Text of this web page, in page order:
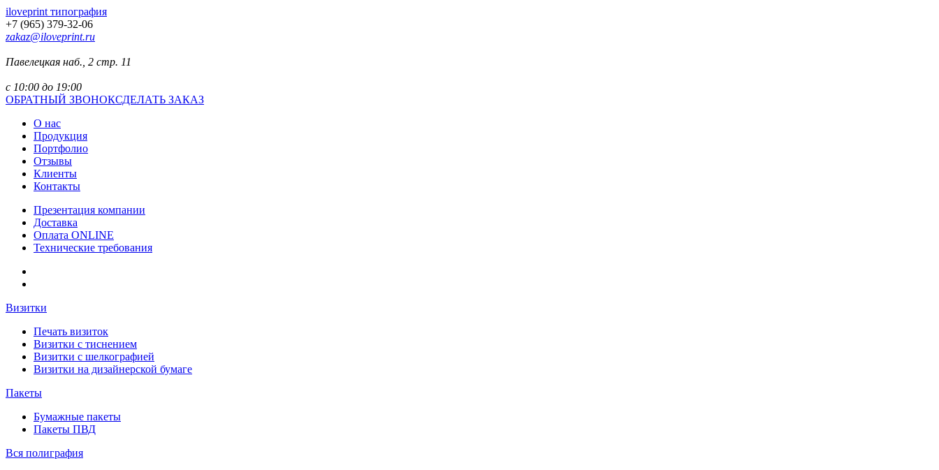
iloveprint типография
+7 (965) 379-32-06
zakaz@iloveprint.ru
Павелецкая наб., 2 стр. 11
с 10:00 до 19:00
ОБРАТНЫЙ ЗВОНОКСДЕЛАТЬ ЗАКАЗ
О нас
Продукция
Портфолио
Отзывы
Клиенты
Контакты
Презентация компании
Доставка
Оплата ONLINE
Технические требования
Визитки
Печать визиток
Визитки с тиснением
Визитки с шелкографией
Визитки на дизайнерской бумаге
Пакеты
Бумажные пакеты
Пакеты ПВД
Вся полиграфия